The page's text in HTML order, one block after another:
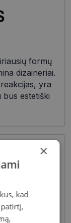
formų
dizaineriai.
yra
bus estetiški
×
kad